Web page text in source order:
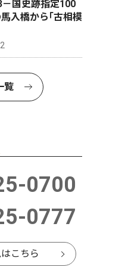
国史跡指定100
入橋から｢古相模
覧
0700
0777
こちら